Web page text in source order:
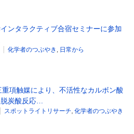
ンタラクティブ合宿セミナーに参加
化学者のつぶやき , 日常から
重項触媒により、不活性なカルボン酸
炭酸反応…
スポットライトリサーチ, 化学者のつぶやき